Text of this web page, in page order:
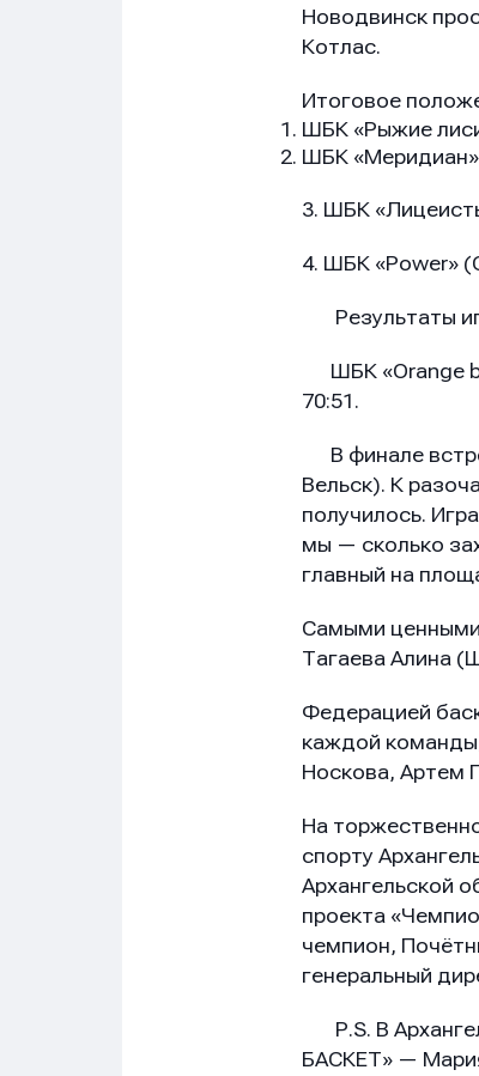
Новодвинск
Котлас.
Итоговое
ШБК «Рыжие
ШБК
3. ШБК
4. ШБК «Power»
Результаты
ШБК «Orange
70:51.
В финале
Вельск). К
получилось.
мы — сколько
главный на
Самыми
Тагаева Алина
Федерацией
каждой
Носкова, Артем
На
спорту
Архангельской
проекта
чемпион,
генеральный
Р.S. В
БАСКЕТ» —